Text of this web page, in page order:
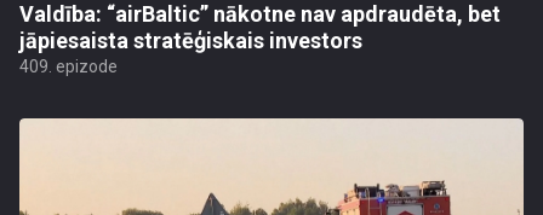
Valdība: “airBaltic” nākotne nav apdraudēta, bet
jāpiesaista stratēģiskais investors
409. epizode